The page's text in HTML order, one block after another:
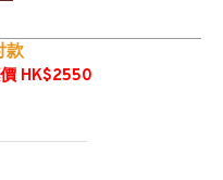
款
HK$2550